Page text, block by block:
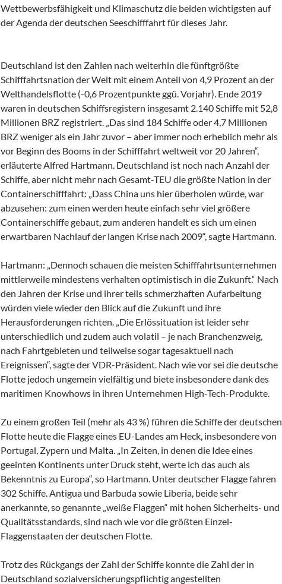
Wettbewerbsfähigkeit und Klimaschutz die beiden wichtigsten auf
der Agenda der deutschen Seeschifffahrt für dieses Jahr.
Deutschland ist den Zahlen nach weiterhin die fünftgrößte
Schifffahrtsnation der Welt mit einem Anteil von 4,9 Prozent an der
Welthandelsflotte (-0,6 Prozentpunkte ggü. Vorjahr). Ende 2019
waren in deutschen Schiffsregistern insgesamt 2.140 Schiffe mit 52,8
Millionen BRZ registriert. „Das sind 184 Schiffe oder 4,7 Millionen
BRZ weniger als ein Jahr zuvor – aber immer noch erheblich mehr als
vor Beginn des Booms in der Schifffahrt weltweit vor 20 Jahren“,
erläuterte Alfred Hartmann. Deutschland ist noch nach Anzahl der
Schiffe, aber nicht mehr nach Gesamt-TEU die größte Nation in der
Containerschifffahrt: „Dass China uns hier überholen würde, war
abzusehen: zum einen werden heute einfach sehr viel größere
Containerschiffe gebaut, zum anderen handelt es sich um einen
erwartbaren Nachlauf der langen Krise nach 2009“, sagte Hartmann.
Hartmann: „Dennoch schauen die meisten Schifffahrtsunternehmen
mittlerweile mindestens verhalten optimistisch in die Zukunft.“ Nach
den Jahren der Krise und ihrer teils schmerzhaften Aufarbeitung
würden viele wieder den Blick auf die Zukunft und ihre
Herausforderungen richten. „Die Erlössituation ist leider sehr
unterschiedlich und zudem auch volatil – je nach Branchenzweig,
nach Fahrtgebieten und teilweise sogar tagesaktuell nach
Ereignissen“, sagte der VDR-Präsident. Nach wie vor sei die deutsche
Flotte jedoch ungemein vielfältig und biete insbesondere dank des
maritimen Knowhows in ihren Unternehmen High-Tech-Produkte.
Zu einem großen Teil (mehr als 43 %) führen die Schiffe der deutschen
Flotte heute die Flagge eines EU-Landes am Heck, insbesondere von
Portugal, Zypern und Malta. „In Zeiten, in denen die Idee eines
geeinten Kontinents unter Druck steht, werte ich das auch als
Bekenntnis zu Europa“, so Hartmann. Unter deutscher Flagge fahren
302 Schiffe. Antigua und Barbuda sowie Liberia, beide sehr
anerkannte, so genannte „weiße Flaggen“ mit hohen Sicherheits- und
Qualitätsstandards, sind nach wie vor die größten Einzel-
Flaggenstaaten der deutschen Flotte.
Trotz des Rückgangs der Zahl der Schiffe konnte die Zahl der in
Deutschland sozialversicherungspflichtig angestellten